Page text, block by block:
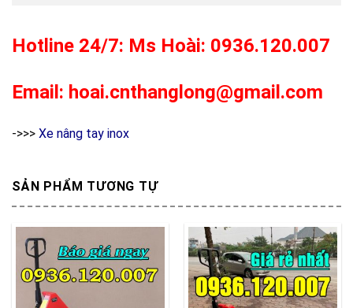
Hotline 24/7: Ms Hoài: 0936.120.007
Email: hoai.cnthanglong@gmail.com
->>> Xe nâng tay inox
SẢN PHẨM TƯƠNG TỰ